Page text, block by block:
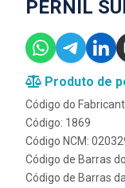
PERNIL
Produto de
Código do
Código: 1869
Código NCM:
Código de Barras
Código de Barras